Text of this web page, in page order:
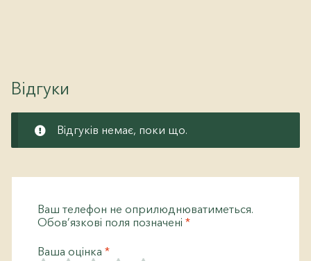
Відгуки
Відгуків немає, поки що.
Ваш телефон не оприлюднюватиметься.
Обов’язкові поля позначені *
Ваша оцінка *